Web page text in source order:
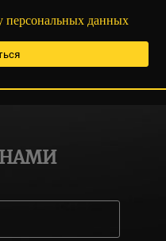
персональных данных
НАМИ